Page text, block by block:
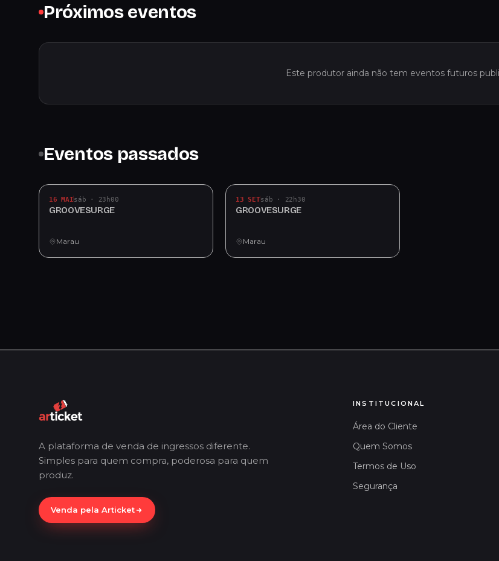
Próximos eventos
Este produtor ainda não tem eventos futuros
Eventos passados
16 MAIsáb · 23h00
GROOVESURGE
Marau
13 SETsáb · 22h30
GROOVESURGE
Marau
A plataforma de venda de ingressos diferente.
Simples para quem compra, poderosa para quem
produz.
Venda pela Articket
INSTITUCIONAL
Área do Cliente
Quem Somos
Termos de Uso
Segurança